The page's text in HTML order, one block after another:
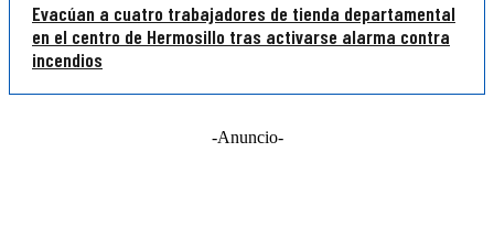
Evacúan a cuatro trabajadores de tienda departamental
en el centro de Hermosillo tras activarse alarma contra
incendios
-Anuncio-